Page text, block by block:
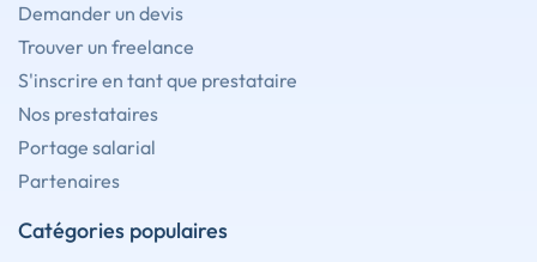
Demander un devis
Trouver un freelance
S'inscrire en tant que prestataire
Nos prestataires
Portage salarial
Partenaires
Catégories populaires